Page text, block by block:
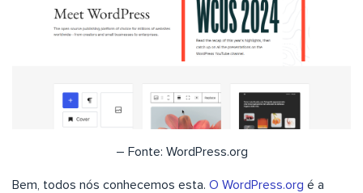
– Fonte: WordPress.org
Bem, todos nós conhecemos esta. O WordPress.org é a